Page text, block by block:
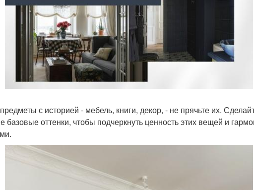
с историей - мебель, книги, декор, - не прячьте их.
базовые оттенки, чтобы подчеркнуть ценность этих вещей и